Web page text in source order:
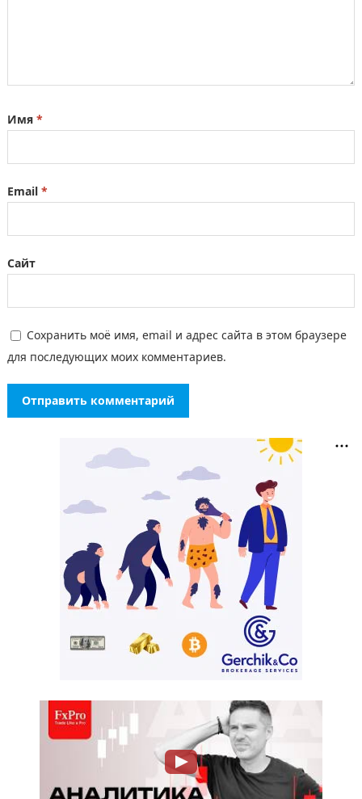
Имя *
Email *
Сайт
Сохранить моё имя, email и адрес сайта в этом браузере
для последующих моих комментариев.